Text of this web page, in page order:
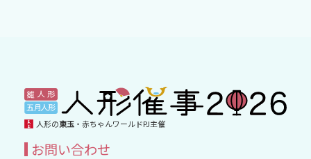
人形の東玉 ・赤ちゃんワールドPJ主催
お問い合わせ